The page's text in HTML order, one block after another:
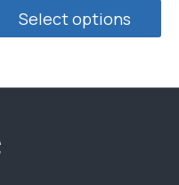
Select options